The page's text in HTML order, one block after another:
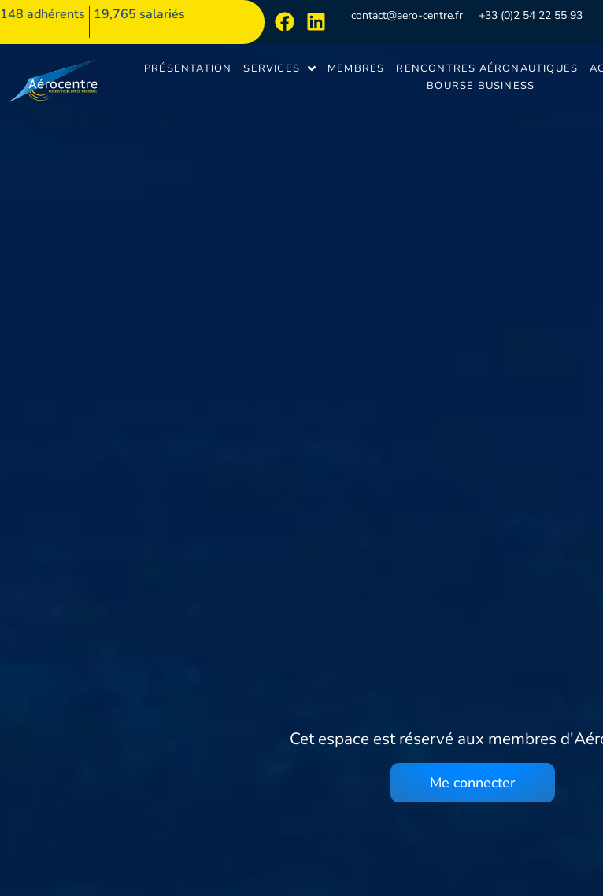
148 adhérents 19,765 salariés contact@aero-centre.fr +33 (0)2 54 22 55 93
PRÉSENTATION SERVICES MEMBRES RENCONTRES AÉRONAUTIQUES
BOURSE BUSINESS
Cet espace est réservé aux membres
Me connecter